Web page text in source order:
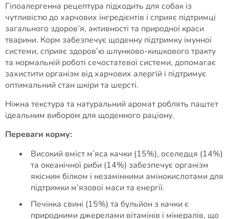
Гіпоалергенна рецептура підходить для собак із
чутливістю до харчових інгредієнтів і сприяє підтримці
загального здоров’я, активності та природної краси
тварини. Корм забезпечує щоденну підтримку імунної
системи, сприяє здоров’ю шлунково-кишкового тракту
та нормальній роботі сечостатевої системи, допомагає
захистити організм від харчових алергій і підтримує
оптимальний стан шкіри та шерсті.
Ніжна текстура та натуральний аромат роблять паштет
ідеальним вибором для щоденного раціону.
Переваги корму:
Високий вміст м’яса качки (15%), оселедця (14%)
та океанічної риби (14%) забезпечує організм
якісним білком і незамінними амінокислотами для
підтримки м’язової маси та енергії.
Печінка свині (15%) та бульйон з качки є
природними джерелами вітамінів і мінералів, що